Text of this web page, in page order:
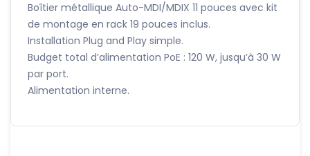
Boîtier métallique Auto-MDI/MDIX 11 pouces avec kit
de montage en rack 19 pouces inclus.
Installation Plug and Play simple.
Budget total d’alimentation PoE : 120 W, jusqu’à 30 W
par port.
Alimentation interne.